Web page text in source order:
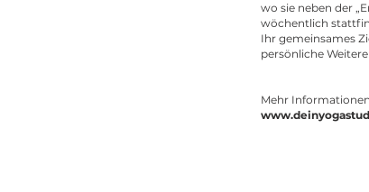
wo sie neben der
wöchentlich
Ihr gemeinsames
persönliche
Mehr